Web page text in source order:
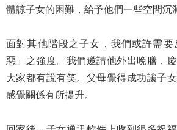
體諒子女的困難，給予他們一些空間沉
面對其他階段之子女，我們或許需要
惡」之強度。我們邀請他外出晚膳，
大家都有說有笑。父母覺得成功讓子
感覺關係有所提升。